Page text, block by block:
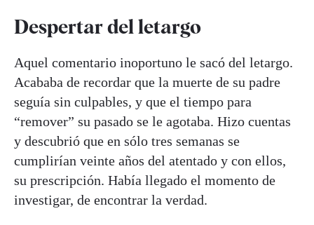
Despertar del letargo
Aquel comentario inoportuno le sacó del letargo.
Acababa de recordar que la muerte de su padre
seguía sin culpables, y que el tiempo para
“remover” su pasado se le agotaba. Hizo cuentas
y descubrió que en sólo tres semanas se
cumplirían veinte años del atentado y con ellos,
su prescripción. Había llegado el momento de
investigar, de encontrar la verdad.